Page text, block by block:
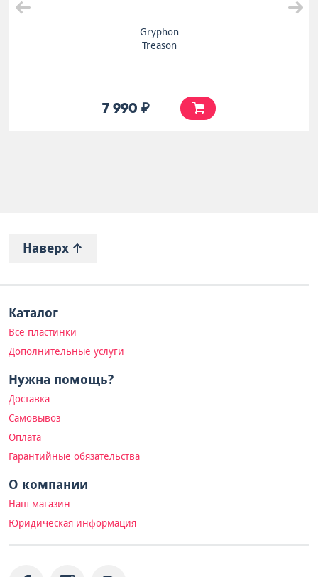
Gryphon
Treason
7 990 ₽
Наверх
Каталог
Все пластинки
Дополнительные услуги
Нужна помощь?
Доставка
Самовывоз
Оплата
Гарантийные обязательства
О компании
Наш магазин
Юридическая информация